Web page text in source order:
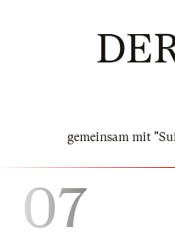
gemeinsam mit
07